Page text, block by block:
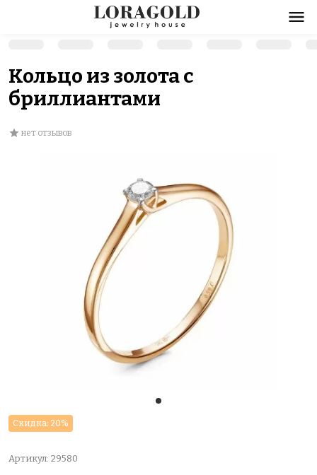
Кольцо из золота с
бриллиантами
нет отзывов
Скидка: 20%
Артикул: 29580